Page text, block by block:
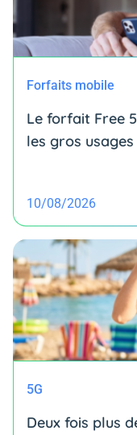
Forfaits mobile
Le forfait Free
les gros usages
10/08/2026
5G
Deux fois plus